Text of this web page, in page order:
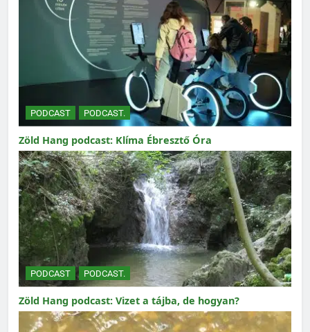
PODCAST PODCAST.
Zöld Hang podcast: Klíma Ébresztő Óra
PODCAST PODCAST.
Zöld Hang podcast: Vizet a tájba, de hogyan?